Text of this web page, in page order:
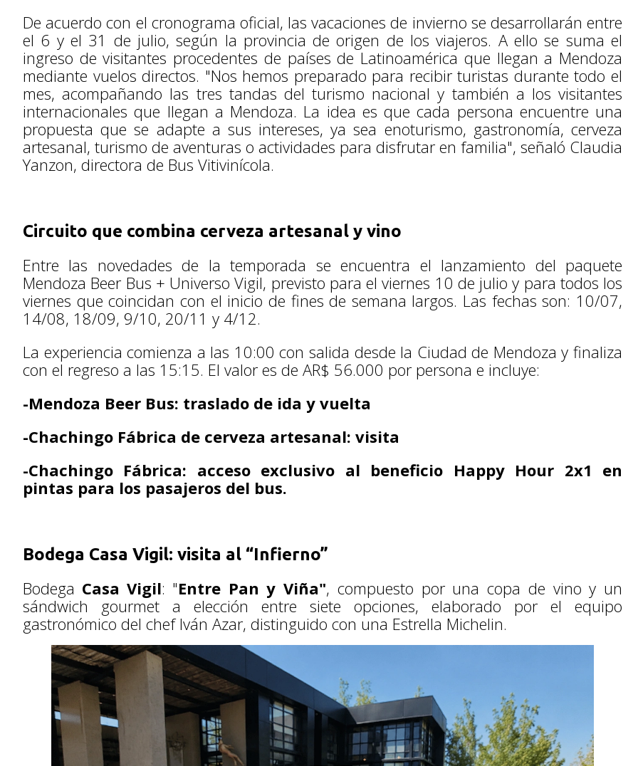
De acuerdo con el cronograma oficial, las vacaciones de invierno se desarrollarán entre
el 6 y el 31 de julio, según la provincia de origen de los viajeros. A ello se suma el
ingreso de visitantes procedentes de países de Latinoamérica que llegan a Mendoza
mediante vuelos directos. "Nos hemos preparado para recibir turistas durante todo el
mes, acompañando las tres tandas del turismo nacional y también a los visitantes
internacionales que llegan a Mendoza. La idea es que cada persona encuentre una
propuesta que se adapte a sus intereses, ya sea enoturismo, gastronomía, cerveza
artesanal, turismo de aventuras o actividades para disfrutar en familia", señaló Claudia
Yanzon, directora de Bus Vitivinícola.
Circuito que combina cerveza artesanal y vino
Entre las novedades de la temporada se encuentra el lanzamiento del paquete
Mendoza Beer Bus + Universo Vigil, previsto para el viernes 10 de julio y para todos los
viernes que coincidan con el inicio de fines de semana largos. Las fechas son: 10/07,
14/08, 18/09, 9/10, 20/11 y 4/12.
La experiencia comienza a las 10:00 con salida desde la Ciudad de Mendoza y finaliza
con el regreso a las 15:15. El valor es de AR$ 56.000 por persona e incluye:
-Mendoza Beer Bus: traslado de ida y vuelta
-Chachingo Fábrica de cerveza artesanal: visita
-Chachingo Fábrica: acceso exclusivo al beneficio Happy Hour 2x1 en
pintas para los pasajeros del bus.
Bodega Casa Vigil: visita al “Infierno”
Bodega Casa Vigil: "Entre Pan y Viña", compuesto por una copa de vino y un
sándwich gourmet a elección entre siete opciones, elaborado por el equipo
gastronómico del chef Iván Azar, distinguido con una Estrella Michelin.